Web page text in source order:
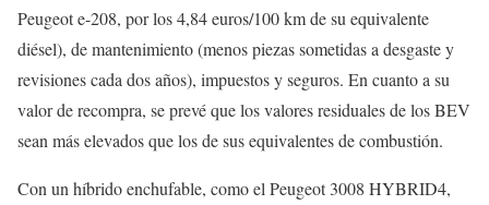
Peugeot e-208, por los 4,84 euros/100 km de su equivalente
diésel), de mantenimiento (menos piezas sometidas a desgaste y
revisiones cada dos años), impuestos y seguros. En cuanto a su
valor de recompra, se prevé que los valores residuales de los BEV
sean más elevados que los de sus equivalentes de combustión.
Con un híbrido enchufable, como el Peugeot 3008 HYBRID4,